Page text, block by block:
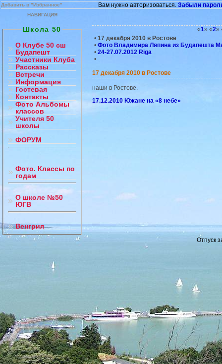
Добавить в "Избранное" Вам нужно авторизоваться. Забыли
НАВИГАЦИЯ
Школа 50
О Клубе 50 сш
Будапешт
Участники Клуба
Рассказы
Встречи
Информация
Гостевая
Контакты
Фото Альбомы
классов
Учителя 50
школы
ФОРУМ
Фото. Классы по
годам
О школе №50
ЮГВ
Венгрия
«1» «2»
• 17 декабря 2010 в Ростове
• Фото Владимира Ляпина из Будапешта
• 24-27.07.2012 Riga
•
17 декабря 2010 в Ростове
наши в Ростове.
17.12.2010 Южане на «8 небе»
Отпуск